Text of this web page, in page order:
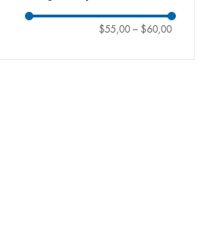
$55,00 – $60,00